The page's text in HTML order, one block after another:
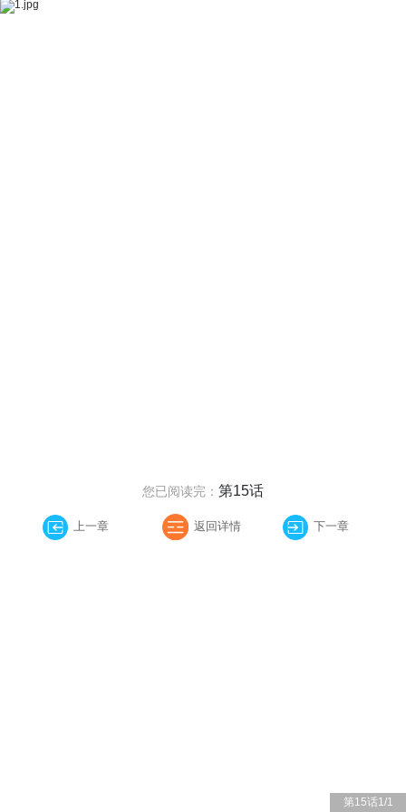
第15话1/1
您已阅读完： 第15话
上一章 返回详情 下一章